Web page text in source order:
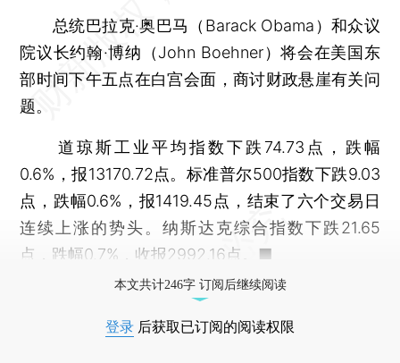
总统巴拉克·奥巴马（Barack Obama）和众议
院议长约翰·博纳（John Boehner）将会在美国东
部时间下午五点在白宫会面，商讨财政悬崖有关问
题。
道琼斯工业平均指数下跌74.73点，跌幅
0.6%，报13170.72点。标准普尔500指数下跌9.03
点，跌幅0.6%，报1419.45点，结束了六个交易日
连续上涨的势头。纳斯达克综合指数下跌21.65
点，跌幅0.7%，收报2992.16点。■
本文共计246字 订阅后继续阅读
登录 后获取已订阅的阅读权限